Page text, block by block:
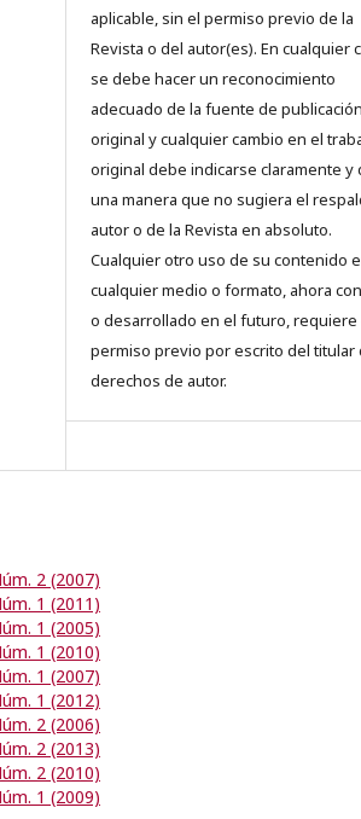
aplicable, sin el permiso previo de la
Revista o del autor(es). En cualquier
se debe hacer un reconocimiento
adecuado de la fuente de publicación
original y cualquier cambio en el
original debe indicarse claramente y
una manera que no sugiera el
autor o de la Revista en absoluto.
Cualquier otro uso de su contenido
cualquier medio o formato, ahora
o desarrollado en el futuro, requiere
permiso previo por escrito del titular
derechos de autor.
2 (2007)
1 (2011)
1 (2005)
1 (2010)
1 (2007)
1 (2012)
2 (2006)
2 (2013)
2 (2010)
1 (2009)